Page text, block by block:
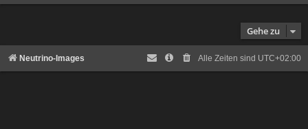
Gehe zu
Neutrino-Images Alle Zeiten sind UTC+02:00